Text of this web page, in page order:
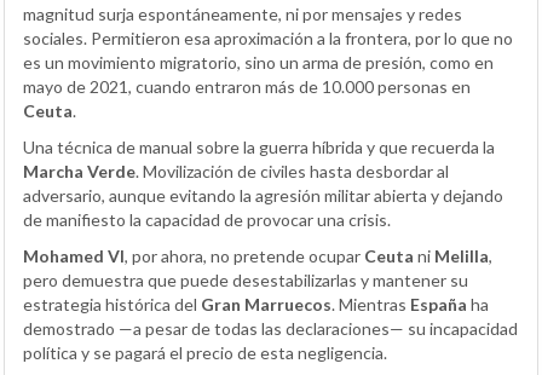
magnitud surja espontáneamente, ni por mensajes y redes
sociales. Permitieron esa aproximación a la frontera, por lo que no
es un movimiento migratorio, sino un arma de presión, como en
mayo de 2021, cuando entraron más de 10.000 personas en
Ceuta.
Una técnica de manual sobre la guerra híbrida y que recuerda la
Marcha Verde. Movilización de civiles hasta desbordar al
adversario, aunque evitando la agresión militar abierta y dejando
de manifiesto la capacidad de provocar una crisis.
Mohamed VI, por ahora, no pretende ocupar Ceuta ni Melilla,
pero demuestra que puede desestabilizarlas y mantener su
estrategia histórica del Gran Marruecos. Mientras España ha
demostrado —a pesar de todas las declaraciones— su incapacidad
política y se pagará el precio de esta negligencia.